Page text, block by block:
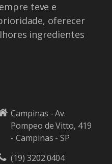
teve e
oferecer
ingredientes
Campinas - Av.
Pompeo de Vitto, 419
- Campinas - SP
(19) 3202.0404